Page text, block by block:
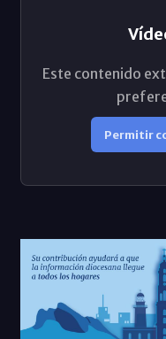
Este contenido
Permitir